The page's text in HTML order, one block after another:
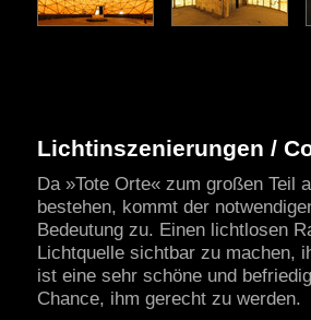
Lichtinszenierungen /
Da »Tote Orte« zum großen Teil
bestehen, kommt der
Bedeutung zu. Einen lichtlosen
Lichtquelle sichtbar zu machen,
ist eine sehr schöne und
Chance, ihm gerecht zu werden.